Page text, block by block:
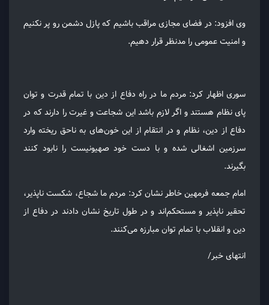
وی افزود: در فضای مجازی مراقب باشیم که پازل دشمن رو پر نکنیم
و امنیت عمومی را مد‌نظر قرار دهیم.
سوری اظهار کرد: مردم ما در راه دفاع از دین با تمام قدرت و توان
پای نظام هستند و اگر لازم باشد این شجاعت و غیرت را دارند که در
دفاع از دین، نظام و در انتقام از این خون‌های به ناحق ریخته وارد
سرزمین اشغالی شده و با دست خود صهیونیست را نابود کنند
بگیرند.
امام جمعه فرمهین خاطر نشان کرد: مردم ما شجاع، شکست ناپذیر،
تحقیر ناپذیر و مستحکم‌اند و در طول تاریخ نشان دادند در دفاع از
دین و انقلاب با تمام توان مبارزه می‌کنند.
انتهای خبر/